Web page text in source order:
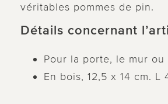
véritables pommes de pin.
Détails concernant
Pour la porte, le mur
En bois, 12,5 x 14 cm. L